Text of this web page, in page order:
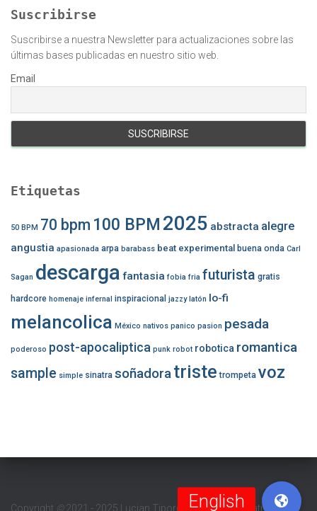
Suscribirse
Suscribirse a nuestra Newsletter para actualizaciones sobre las
últimas bases publicadas en nuestro sitio web.
Email
Etiquetas
50 BPM 70 bpm 100 BPM 2025 abstracta alegre
angustia apasionada arpa barabass beat experimental buena onda Carl
Sagan descarga fantasia fobia fria futurista gratis
hardcore homenaje infernal inspiracional jazzy latón lo-fi
melancolica México nativos panico pasion pesada
poderoso post-apocaliptica punk robot robotica romantica
sample simple sinatra soñadoratriste trompeta voz
Copyright ©2021 - 2025 Lucian Tipordei (Barabass Beatmaker/